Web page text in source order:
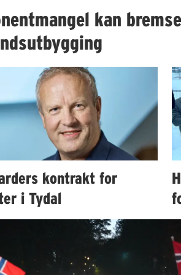
kan bremse
kontrakt for
i Tydal